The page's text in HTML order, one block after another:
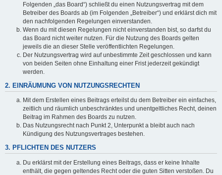
Folgenden „das Board“) schließt du einen Nutzungsvertrag mit dem
Betreiber des Boards ab (im Folgenden „Betreiber“) und erklärst dich mit
den nachfolgenden Regelungen einverstanden.
Wenn du mit diesen Regelungen nicht einverstanden bist, so darfst du
das Board nicht weiter nutzen. Für die Nutzung des Boards gelten
jeweils die an dieser Stelle veröffentlichten Regelungen.
Der Nutzungsvertrag wird auf unbestimmte Zeit geschlossen und kann
von beiden Seiten ohne Einhaltung einer Frist jederzeit gekündigt
werden.
2. EINRÄUMUNG VON NUTZUNGSRECHTEN
Mit dem Erstellen eines Beitrags erteilst du dem Betreiber ein einfaches,
zeitlich und räumlich unbeschränktes und unentgeltliches Recht, deinen
Beitrag im Rahmen des Boards zu nutzen.
Das Nutzungsrecht nach Punkt 2, Unterpunkt a bleibt auch nach
Kündigung des Nutzungsvertrages bestehen.
3. PFLICHTEN DES NUTZERS
Du erklärst mit der Erstellung eines Beitrags, dass er keine Inhalte
enthält, die gegen geltendes Recht oder die guten Sitten verstoßen. Du